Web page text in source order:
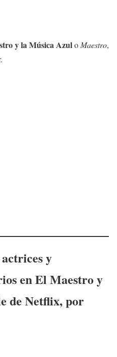
y la Música AzuloMaestro,
y
enEl Maestro y
de Netflix, por